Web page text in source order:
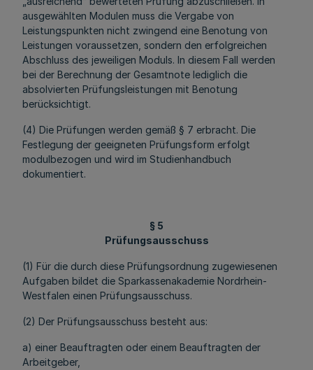
ausgewählten Modulen muss die Vergabe von
Leistungspunkten nicht zwingend eine Benotung von
Leistungen voraussetzen, sondern den erfolgreichen
Abschluss des jeweiligen Moduls. In diesem Fall werden
bei der Berechnung der Gesamtnote lediglich die
absolvierten Prüfungsleistungen mit Benotung
berücksichtigt.
(4) Die Prüfungen werden gemäß § 7 erbracht. Die
Festlegung der geeigneten Prüfungsform erfolgt
modulbezogen und wird im Studienhandbuch
dokumentiert.
§ 5
Prüfungsausschuss
(1) Für die durch diese Prüfungsordnung zugewiesenen
Aufgaben bildet die Sparkassenakademie Nordrhein-
Westfalen einen Prüfungsausschuss.
(2) Der Prüfungsausschuss besteht aus:
a) einer Beauftragten oder einem Beauftragten der
Arbeitgeber,